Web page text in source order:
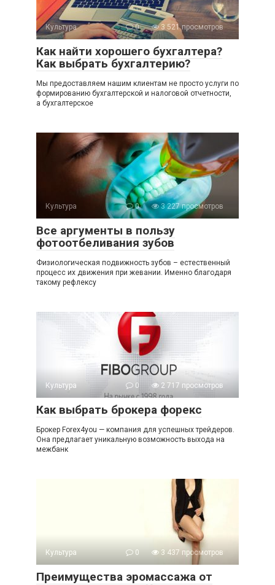
Культура 0 3 521 просмотров
Как найти хорошего бухгалтера?
Как выбрать бухгалтерию?
Мы предоставляем нашим клиентам не просто услуги по
формированию бухгалтерской и налоговой отчетности,
а бухгалтерское
Культура 0 3 227 просмотров
Все аргументы в пользу
фотоотбеливания зубов
Физиологическая подвижность зубов – естественный
процесс их движения при жевании. Именно благодаря
такому рефлексу
Культура 0 2 717 просмотров
Как выбрать брокера форекс
Брокер Forex4you — компания для успешных трейдеров.
Она предлагает уникальную возможность выхода на
межбанк
Культура 0 3 437 просмотров
Преимущества эромассажа от